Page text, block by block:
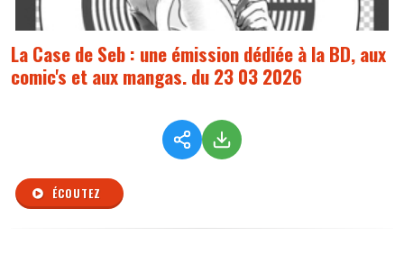
La Case de Seb : une émission dédiée à la BD, aux
comic's et aux mangas. du 23 03 2026
ÉCOUTEZ